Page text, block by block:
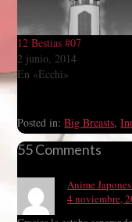
12 Bestias #07
2 junio, 2014
En «Ecchi»
Posted in:Big Breasts,
55 Comments
Anime
4 noviembre,